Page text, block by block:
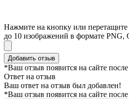
Нажмите на кнопку или перетащите
до 10 изображений в формате PNG,
Добавить отзыв
*Ваш отзыв появится на сайте
Ответ на отзыв
Ваш ответ на отзыв был добавлен!
*Ваш отзыв появится на сайте